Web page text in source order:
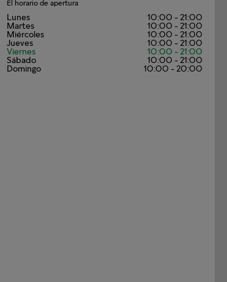
El horario de apertura
Lunes 10:00 -21:00
Martes
10:00 -21:00
Miércoles
10:00 -21:00
Jueves
10:00 -21:00
Viernes
10:00 -21:00
Sábado
10:00 -21:00
Domingo
10:00 -20:00